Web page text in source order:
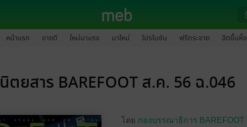
หน้าแรก ขายดี ใหม่มาแรง มาใหม่ โปรโมชัน ฟรีกระจาย ฮิตขึ้นหิ้ง
นิตยสาร BAREFOOT ส.ค. 56 ฉ.046
โดย กองบรรณาธิการ BAREFOOT